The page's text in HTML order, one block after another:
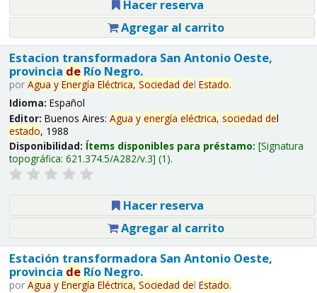
Hacer reserva
Agregar al carrito
Estacion transformadora San Antonio Oeste,
provincia deRío Negro.
por Agua y Energía Eléctrica, Sociedad del Estado.
Idioma: Español
Editor: Buenos Aires: Agua y energía eléctrica, sociedad del
estado, 1988
Disponibilidad: Ítems disponibles para préstamo: Signatura
topográfica: 621.374.5/A282/v.3 (1).
Hacer reserva
Agregar al carrito
Estación transformadora San Antonio Oeste,
provincia deRío Negro.
por Agua y Energía Eléctrica, Sociedad del Estado.